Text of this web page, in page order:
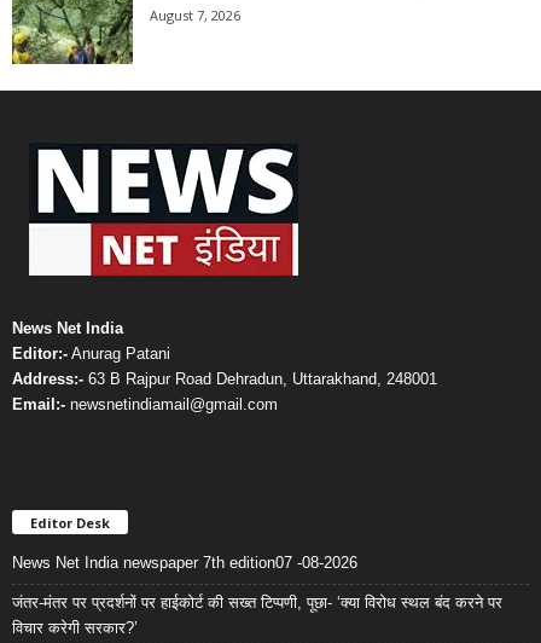
August 7, 2026
News Net India
Editor:- Anurag Patani
Address:- 63 B Rajpur Road Dehradun, Uttarakhand, 248001
Email:- newsnetindiamail@gmail.com
Editor Desk
News Net India newspaper 7th edition07 -08-2026
जंतर-मंतर पर प्रदर्शनों पर हाईकोर्ट की सख्त टिप्पणी, पूछा- ‘क्या विरोध स्थल बंद करने पर
विचार करेगी सरकार?’